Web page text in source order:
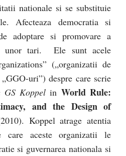
nationale si se substituie
Afecteaza democratia si
adoptare si promovare a
unor tari. Ele sunt acele
(„organizatii de
uri”) despre care scrie
GS Koppel in World Rule:
and the Design of
Koppel atrage atentia
care aceste organizatii le
si guvernarea nationala si